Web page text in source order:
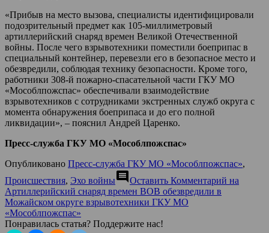
«Прибыв на место вызова, специалисты идентифицировали
подозрительный предмет как 105-миллиметровый
артиллерийский снаряд времен Великой Отечественной
войны. После чего взрывотехники поместили боеприпас в
специальный контейнер, перевезли его в безопасное место и
обезвредили, соблюдая технику безопасности. Кроме того,
работники 308-й пожарно-спасательной части ГКУ МО
«Мособлпожспас» обеспечивали взаимодействие
взрывотехников с сотрудниками экстренных служб округа с
момента обнаружения боеприпаса и до его полной
ликвидации», – пояснил Андрей Царенко.
Пресс-служба ГКУ МО «Мособлпожспас»
Опубликовано Пресс-служба ГКУ МО «Мособлпожспас»,
Происшествия, Эхо войныcomment Оставить Комментарий на
Артиллерийский снаряд времен ВОВ обезвредили в
Можайском округе взрывотехники ГКУ МО
«Мособлпожспас»
Понравилась статья? Поддержите нас!